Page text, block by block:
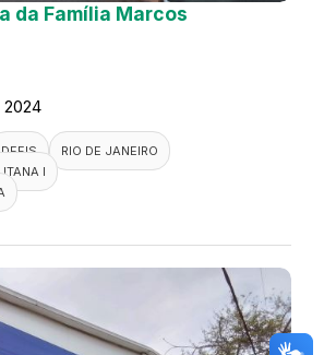
da Família Marcos
2024
DEFIS
RIO DE JANEIRO
I